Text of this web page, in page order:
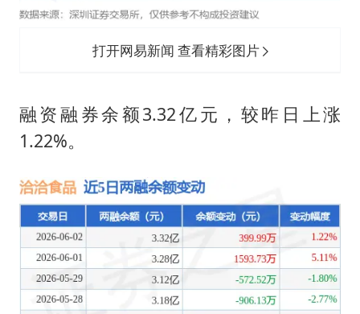
打开网易新闻 查看精彩图片
融资融券余额3.32亿元，较昨日上涨
1.22%。